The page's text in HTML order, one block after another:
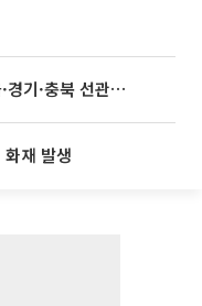
관위 등 추가 압수수색
재 발생